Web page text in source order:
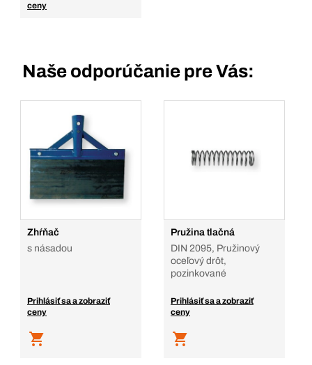
ceny
Naše odporúčanie pre Vás:
Zhŕňač
s násadou
Prihlásiť sa a zobraziť
ceny
Pružina tlačná
DIN 2095, Pružinový
oceľový drôt,
pozinkované
Prihlásiť sa a zobraziť
ceny